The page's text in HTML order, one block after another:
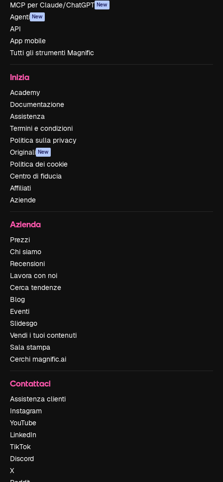
MCP per Claude/ChatGPT New
Agenti New
API
App mobile
Tutti gli strumenti Magnific
Inizia
Academy
Documentazione
Assistenza
Termini e condizioni
Politica sulla privacy
Originali New
Politica dei cookie
Centro di fiducia
Affiliati
Aziende
Azienda
Prezzi
Chi siamo
Recensioni
Lavora con noi
Cerca tendenze
Blog
Eventi
Slidesgo
Vendi i tuoi contenuti
Sala stampa
Cerchi magnific.ai
Contattaci
Assistenza clienti
Instagram
YouTube
LinkedIn
TikTok
Discord
X